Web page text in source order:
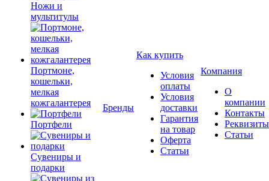
Ножи и
мультитулы
Портмоне,
кошельки,
мелкая
кожгалантерея
Портфели
Сувениры и
подарки
Бренды
Как купить
Условия
оплаты
Условия
доставки
Гарантия
на товар
Оферта
Статьи
Компания
О
компании
Контакты
Реквизиты
Статьи